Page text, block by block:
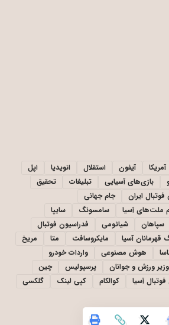
آمریکا آیفون استقلال انویدیا
اپل
بازی‌های آسیایی تبلیغات
تحقیق
ایران
جام جهانی
ملت‌های آسیا سامسونگ
سایپا
سپاهان شیائومی
فدراسیون فوتبال
قهرمانان آسیا مایکروسافت متا
مریخ
هوش مصنوعی
واردات خودرو
وزیر ورزش و جوانان پرسپولیس
چین
آسیا کوالکام کپی لینک
گلکسی